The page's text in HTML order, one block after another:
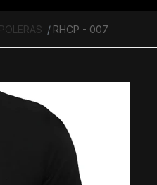
POLERAS RHCP - 007